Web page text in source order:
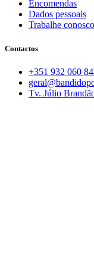
Encomendas
Dados pessoais
Trabalhe conosco
Contactos
+351 932 060
Tv. Júlio